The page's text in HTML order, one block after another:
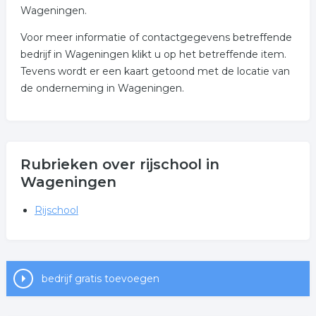
Wageningen.
Voor meer informatie of contactgegevens betreffende
bedrijf in Wageningen klikt u op het betreffende item.
Tevens wordt er een kaart getoond met de locatie van
de onderneming in Wageningen.
Rubrieken over rijschool in
Wageningen
Rijschool
bedrijf gratis toevoegen